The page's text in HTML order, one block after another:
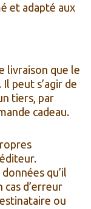
et adapté aux
livraison que le
peut s’agir de
tiers, par
cadeau.
qu’il
cas d’erreur
ou